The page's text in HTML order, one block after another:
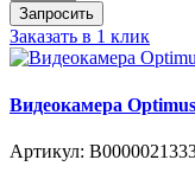
Запросить
Заказать в 1 клик
Видеокамера
Артикул: